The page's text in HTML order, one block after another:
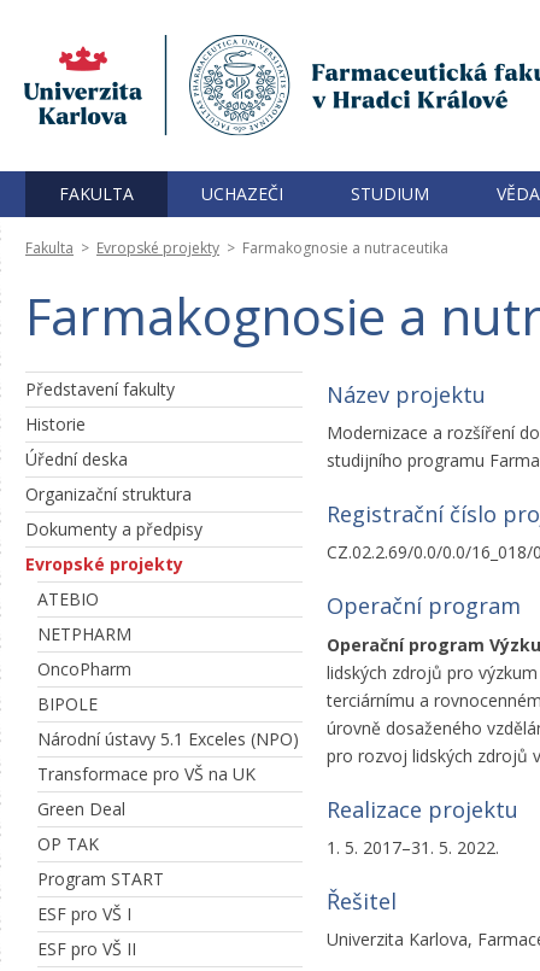
FAKULTA UCHAZEČI STUDIUM
Fakulta > Evropské projekty > Farmakognosie a nutraceutika
Farmakognosie a
Představení fakulty
Historie
Úřední deska
Organizační struktura
Dokumenty a předpisy
Evropské projekty
ATEBIO
NETPHARM
OncoPharm
BIPOLE
Národní ústavy 5.1 Exceles (NPO)
Transformace pro VŠ na UK
Green Deal
OP TAK
Program START
ESF pro VŠ I
ESF pro VŠ II
Název projektu
Modernizace a rozšíření
studijního programu
Registrační číslo
CZ.02.2.69/0.0/0.0/16_018/
Operační program
Operační program
lidských zdrojů pro
terciárnímu a
úrovně dosaženého
pro rozvoj lidských zdrojů
Realizace projektu
1. 5. 2017–31. 5. 2022.
Řešitel
Univerzita Karlova,